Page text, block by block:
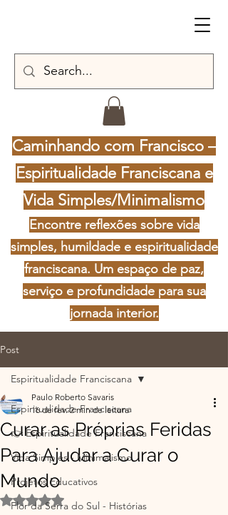
Caminhando com Francisco –
Espiritualidade Franciscana e
Vida Simples/Minimalismo
Encontre reflexões sobre vida
simples, humildade e espiritualidade
franciscana. Um espaço de paz,
serviço e profundidade para sua
jornada interior.
Post
Espiritualidade Franciscana
👉 Espiritualidade Franciscana
Vida Simples - Minimalismo
Projetos Educativos
Flor da Serra do Sul - Histórias
Espiritualidade Franciscana
Curar as Próprias Feridas
Para Ajudar a Curar o
Mundo
Paulo Roberto Savaris
16 de fev. 2 min de leitura
Avaliado com NaN de 5 estrelas.